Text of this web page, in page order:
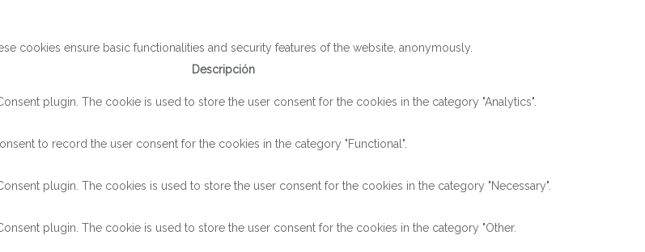
cookies ensure basic functionalities and security features of the website, anonymously.
Descripción
plugin. The cookie is used to store the user consent for the cookies in the category "Analytics".
to record the user consent for the cookies in the category "Functional".
plugin. The cookies is used to store the user consent for the cookies in the category "Necessary".
plugin. The cookie is used to store the user consent for the cookies in the category "Other.